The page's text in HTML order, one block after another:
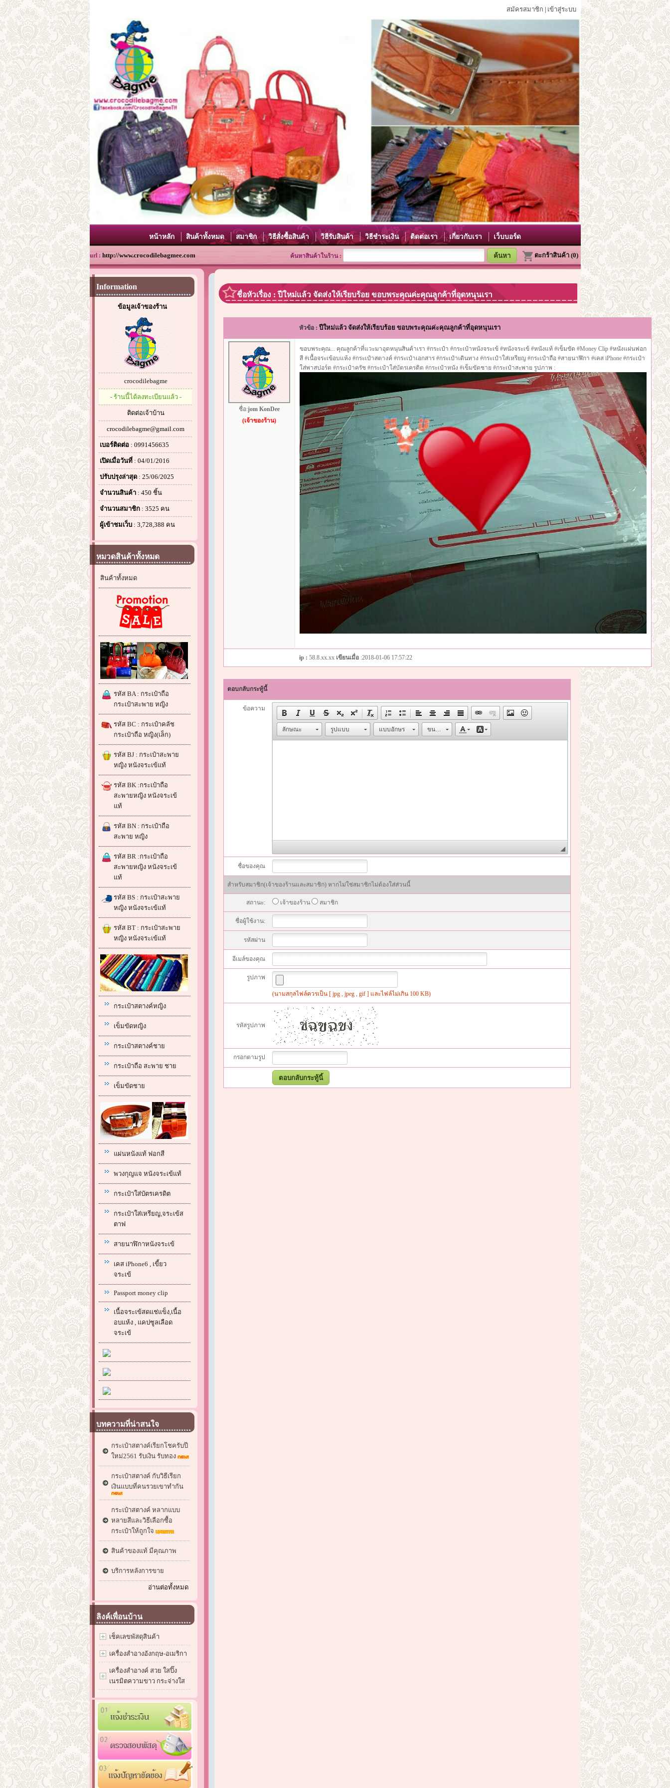
สมัครสมาชิก เข้าสู่ระบบ
หน้าหลัก สินค้าทั้งหมด สมาชิก วิธีสั่งซื้อสินค้า วิธีรับสินค้า วิธีชำระเงิน ติดต่อเรา เกี่ยวกับเรา เว็บบอร์ด
ตะกร้าสินค้า (0)
url : http://www.crocodilebagmee.com ค้นหาสินค้าในร้าน :
Information
ข้อมูลเจ้าของร้าน
crocodilebagme
- ร้านนี้ได้ลงทะเบียนแล้ว -
ติดต่อเจ้าบ้าน
crocodilebagme@gmail.com
เบอร์ติดต่อ: 0991456635
เปิดเมื่อวันที่: 04/01/2016
ปรับปรุงล่าสุด: 25/06/2025
จำนวนสินค้า: 450 ชิ้น
จำนวนสมาชิก: 3525 คน
ผู้เข้าชมเว็บ: 3,728,388 คน
หมวดสินค้าทั้งหมด
สินค้าทั้งหมด
รหัส BA : กระเป๋าถือ
กระเป๋าสะพาย หญิง
รหัส BC : กระเป๋าคลัช
กระเป๋าถือ หญิง(เล็ก)
รหัส BJ : กระเป๋าสะพาย
หญิง หนังจระเข้แท้
รหัส BK :กระเป๋าถือ
สะพายหญิง หนังจระเข้
แท้
รหัส BN : กระเป๋าถือ
สะพาย หญิง
รหัส BR :กระเป๋าถือ
สะพายหญิง หนังจระเข้
แท้
รหัส BS : กระเป๋าสะพาย
หญิง หนังจระเข้แท้
รหัส BT : กระเป๋าสะพาย
หญิง หนังจระเข้แท้
กระเป๋าสตางค์หญิง
เข็มขัดหญิง
กระเป๋าสตางค์ชาย
กระเป๋าถือ สะพาย ชาย
เข็มขัดชาย
แผ่นหนังแท้ ฟอกสี
พวงกุญแจ หนังจระเข้แท้
กระเป๋าใส่บัตรเครดิต
กระเป๋าใส่เหรียญ,จระเข้ส
ตาฟ
สายนาฬิกาหนังจระเข้
เคส iPhone6 , เขี้ยว
จระเข้
Passport money clip
เนื้อจระเข้สดแช่แข็ง,เนื้อ
อบแห้ง , แคปซูลเลือด
จระเข้
บทความที่น่าสนใจ
กระเป๋าสตางค์เรียกโชครับปี
ใหม่2561 รับเงิน รับทอง
กระเป๋าสตางค์ กับวิธีเรียก
เงินแบบที่คนรวยเขาทำกัน
กระเป๋าสตางค์ หลากแบบ
หลายสีและวิธีเลือกซื้อ
กระเป๋าให้ถูกใจ
สินค้าของแท้ มีคุณภาพ
บริการหลังการขาย
อ่านต่อทั้งหมด
ลิงค์เพื่อนบ้าน
เช็คเลขพัสดุสินค้า
เครื่องสำอางอังกฤษ-อเมริกา
เครื่องสำอางค์ สวย ใสปิ๊ง
เนรมิตความขาว กระจ่างใส
ชื่อหัวเรื่อง : ปีใหม่แล้ว จัดส่งให้เรียบร้อย ขอบพระคุณค่ะคุณลูกค้าที่อุดหนุนเรา
หัวข้อ : ปีใหม่แล้ว จัดส่งให้เรียบร้อย ขอบพระคุณค่ะคุณลูกค้าที่อุดหนุนเรา
ชื่อ:jom KonDee
(เจ้าของร้าน)
ขอบพระคุณ... คุณลูกค้าที่แวะมาอุดหนุนสินค้าเรา #กระเป๋า #กระเป๋าหนังจระเข้ #หนังจระเข้ #หนังแท้ #เข็มขัด #Money Clip #หนังแผ่นฟอก
สี #เนื้อจระเข้อบแห้ง #กระเป๋าสตางค์ #กระเป๋าเอกสาร #กระเป๋าเดินทาง #กระเป๋าใส่เหรียญ #กระเป๋าถือ #สายนาฬิกา #เคส iPhone #กระเป๋า
ใส่พาสปอร์ต #กระเป๋าครัช #กระเป๋าใส่บัตรเครดิต #กระเป๋าหนัง #เข็มขัดชาย #กระเป๋าสะพาย รูปภาพ :
ip : 58.8.xx.xx เขียนเมื่อ:2018-01-06 17:57:22
ตอบกลับกระทู้นี้
ข้อความ
ลักษณะ รูปแบบ แบบอักษร ขนาด
ชื่อของคุณ
สำหรับสมาชิก(เจ้าของร้านและสมาชิก) หากไม่ใช่สมาชิกไม่ต้องใส่ส่วนนี้
สถานะ: เจ้าของร้าน สมาชิก
ชื่อผู้ใช้งาน:
รหัสผ่าน
อีเมล์ของคุณ
รูปภาพ
(นามสกุลไฟล์ควรเป็น [ jpg , jpeg , gif ] และไฟล์ไม่เกิน 100 KB)
รหัสรูปภาพ
กรอกตามรูป